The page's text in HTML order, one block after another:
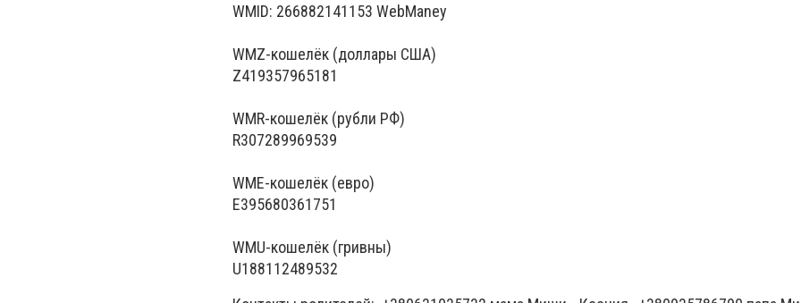
WMID: 266882141153 WebManey
WMZ-кошелёк (доллары США)
Z419357965181
WMR-кошелёк (рубли РФ)
R307289969539
WME-кошелёк (евро)
E395680361751
WMU-кошелёк (гривны)
U188112489532